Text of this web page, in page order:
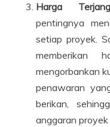
Harga
pentingnya
setiap proyek.
memberikan
mengorbankan
penawaran
berikan,
anggaran